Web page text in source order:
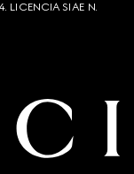
LICENCIA SIAE N.